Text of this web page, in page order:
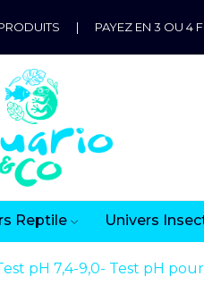
| PAYEZ EN 3 OU 4
Reptile Univers
pH 7,4-9,0- Test pH